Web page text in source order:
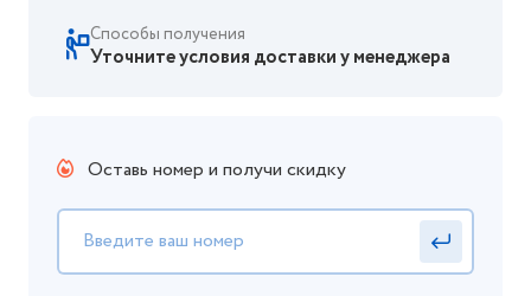
Способы получения
Уточните условия доставки у менеджера
Оставь номер и получи скидку